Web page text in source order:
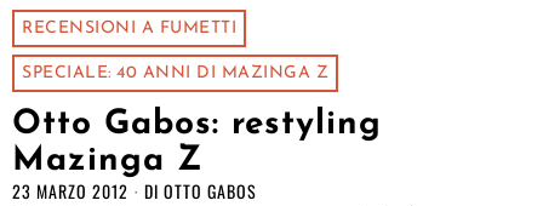
RECENSIONI A FUMETTI
SPECIALE: 40 ANNI DI MAZINGA Z
Otto Gabos: restyling
Mazinga Z
23 MARZO 2012 DI OTTO GABOS